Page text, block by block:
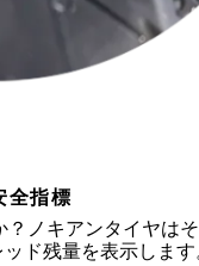
全指標
ノキアンタイヤは
ド残量を表示しま